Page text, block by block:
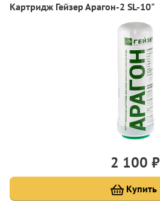
Картридж Гейзер Арагон-2 SL-10"
2 100 ₽
Купить